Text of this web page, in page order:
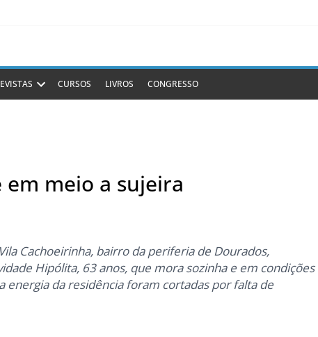
CURSOS LIVROS CONGRESSO
meio a sujeira
Cachoeirinha, bairro da periferia de Dourados,
Hipólita, 63 anos, que mora sozinha e em condições
energia da residência foram cortadas por falta de